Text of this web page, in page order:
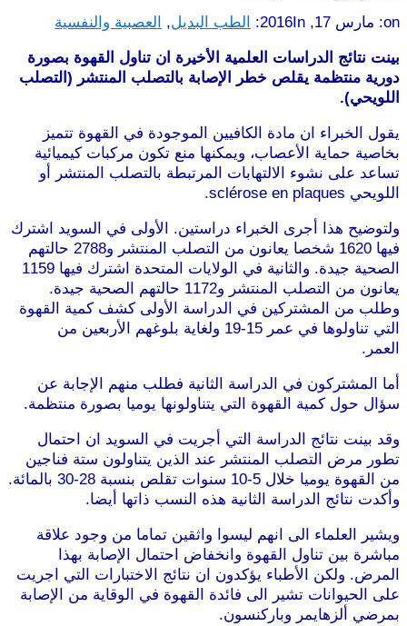
on: مارس 17, 2016 In: الطب البديل, العصبية والنفسية
بينت نتائج الدراسات العلمية الأخيرة ان تناول القهوة بصورة
دورية منتظمة يقلص خطر الإصابة بالتصلب المنتشر (التصلب
اللويحي).
يقول الخبراء ان مادة الكافيين الموجودة في القهوة تتميز
بخاصية حماية الأعصاب، ويمكنها منع تكون مركبات كيميائية
تساعد على نشوء الالتهابات المرتبطة بالتصلب المنتشر أو
اللويحي sclérose en plaques.
ولتوضيح هذا أجرى الخبراء دراستين. الأولى في السويد اشترك
فيها 1620 شخصا يعانون من التصلب المنتشر و2788 حالتهم
الصحية جيدة. والثانية في الولايات المتحدة اشترك فيها 1159
يعانون من التصلب المنتشر و1172 حالتهم الصحية جيدة.
وطلب من المشتركين في الدراسة الأولى كشف كمية القهوة
التي تناولوها في عمر 15-19 ولغاية بلوغهم الأربعين من
العمر.
أما المشتركون في الدراسة الثانية فطلب منهم الإجابة عن
سؤال حول كمية القهوة التي يتناولونها يوميا بصورة منتظمة.
وقد بينت نتائج الدراسة التي أجريت في السويد ان احتمال
تطور مرض التصلب المنتشر عند الذين يتناولون ستة فناجين
من القهوة يوميا خلال 5-10 سنوات تقلص بنسبة 28-30 بالمائة.
وأكدت نتائج الدراسة الثانية هذه النسب ذاتها أيضا.
ويشير العلماء الى انهم ليسوا واثقين تماما من وجود علاقة
مباشرة بين تناول القهوة وانخفاض احتمال الإصابة بهذا
المرض. ولكن الأطباء يؤكدون ان نتائج الاختبارات التي اجريت
على الحيوانات تشير الى فائدة القهوة في الوقاية من الإصابة
بمرضي ألزهايمر وباركنسون.